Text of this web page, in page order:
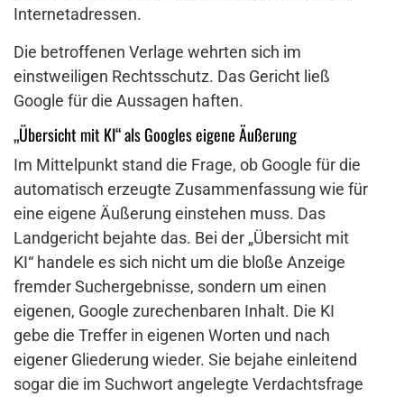
Internetadressen.
Die betroffenen Verlage wehrten sich im
einstweiligen Rechtsschutz. Das Gericht ließ
Google für die Aussagen haften.
„Übersicht mit KI“ als Googles eigene Äußerung
Im Mittelpunkt stand die Frage, ob Google für die
automatisch erzeugte Zusammenfassung wie für
eine eigene Äußerung einstehen muss. Das
Landgericht bejahte das. Bei der „Übersicht mit
KI“ handele es sich nicht um die bloße Anzeige
fremder Suchergebnisse, sondern um einen
eigenen, Google zurechenbaren Inhalt. Die KI
gebe die Treffer in eigenen Worten und nach
eigener Gliederung wieder. Sie bejahe einleitend
sogar die im Suchwort angelegte Verdachtsfrage